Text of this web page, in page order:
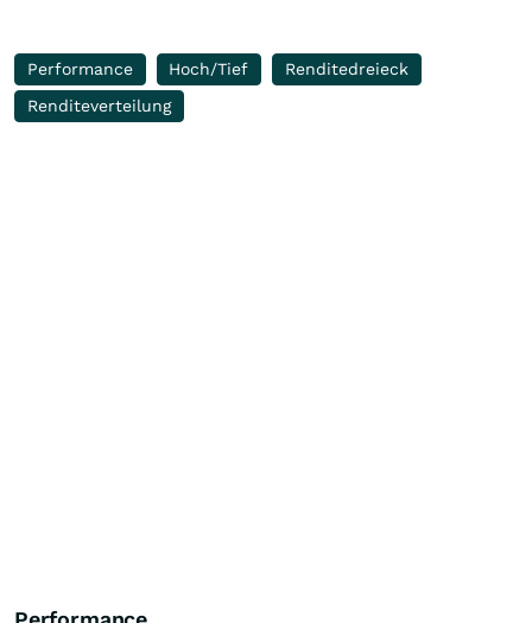
Performance Hoch/Tief
Renditedreieck
Renditeverteilung